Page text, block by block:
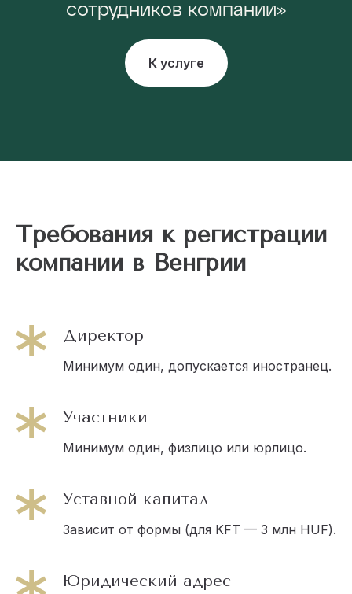
сотрудников компании»
К услуге
Требования к регистрации
компании в Венгрии
Директор
Минимум один, допускается иностранец.
Участники
Минимум один, физлицо или юрлицо.
Уставной капитал
Зависит от формы (для KFT — 3 млн HUF).
Юридический адрес